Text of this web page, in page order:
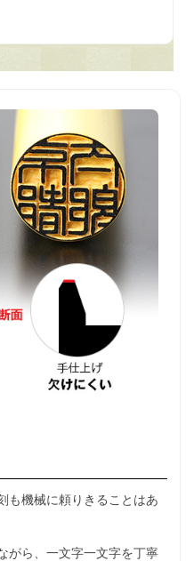
も機械に頼りきることはあ
がら、一文字一文字を丁寧